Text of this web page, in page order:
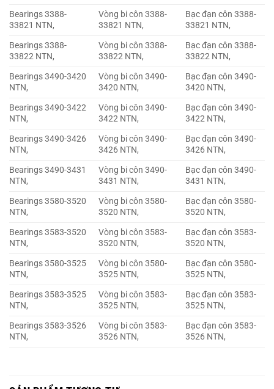
Bearings 3388-
33821 NTN,
Vòng bi côn 3388-
33821 NTN,
Bạc đạn côn 3388-
33821 NTN,
Bearings 3388-
33822 NTN,
Vòng bi côn 3388-
33822 NTN,
Bạc đạn côn 3388-
33822 NTN,
Bearings 3490-3420
NTN,
Vòng bi côn 3490-
3420 NTN,
Bạc đạn côn 3490-
3420 NTN,
Bearings 3490-3422
NTN,
Vòng bi côn 3490-
3422 NTN,
Bạc đạn côn 3490-
3422 NTN,
Bearings 3490-3426
NTN,
Vòng bi côn 3490-
3426 NTN,
Bạc đạn côn 3490-
3426 NTN,
Bearings 3490-3431
NTN,
Vòng bi côn 3490-
3431 NTN,
Bạc đạn côn 3490-
3431 NTN,
Bearings 3580-3520
NTN,
Vòng bi côn 3580-
3520 NTN,
Bạc đạn côn 3580-
3520 NTN,
Bearings 3583-3520
NTN,
Vòng bi côn 3583-
3520 NTN,
Bạc đạn côn 3583-
3520 NTN,
Bearings 3580-3525
NTN,
Vòng bi côn 3580-
3525 NTN,
Bạc đạn côn 3580-
3525 NTN,
Bearings 3583-3525
NTN,
Vòng bi côn 3583-
3525 NTN,
Bạc đạn côn 3583-
3525 NTN,
Bearings 3583-3526
NTN,
Vòng bi côn 3583-
3526 NTN,
Bạc đạn côn 3583-
3526 NTN,